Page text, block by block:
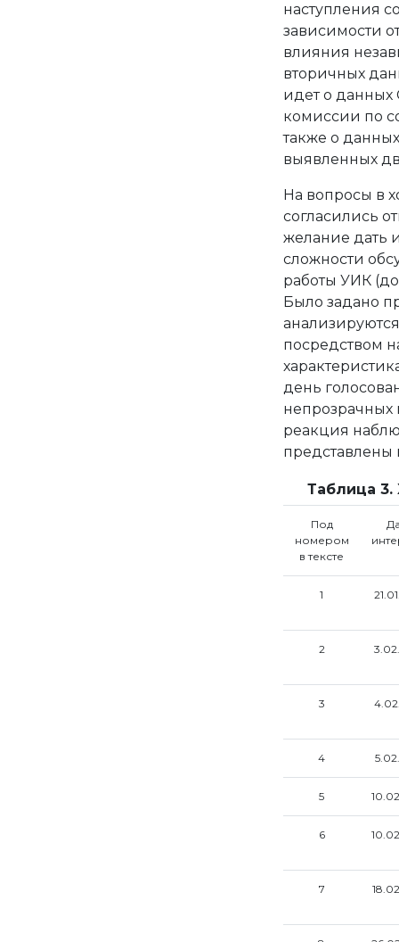
наступления
зависимости
влияния
вторичных
идет о данных
комиссии по
также о
выявленных
На вопросы в
согласились
желание дать
сложности
работы УИК
Было задано
посредством
день
непрозрачных
реакция
представлены
Таблица 3.
Под
номером
в тексте
1
2
3
4
5
6
7